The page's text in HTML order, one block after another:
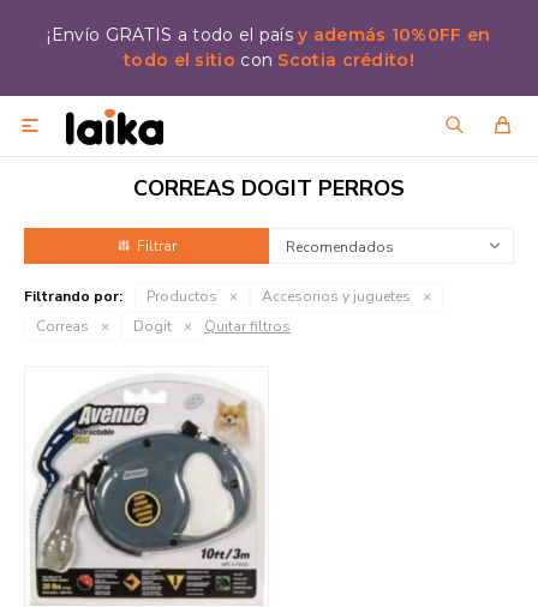
¡Envío GRATIS a todo el paísy además 10%0FF en
todo el sitio con Scotia crédito!

CORREAS DOGIT PERROS
Recomendados
Filtrando por: Productos
Accesorios y juguetes
Correas
Dogit Quitar filtros